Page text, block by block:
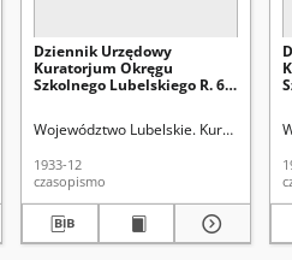
Okręgu Szkolnego
Dziennik Urzędowy
Kuratorjum Okręgu
Szkolnego Lubelskiego R. 6,
Województwo Lubelskie. Kuratorium
1933-12
czasopismo